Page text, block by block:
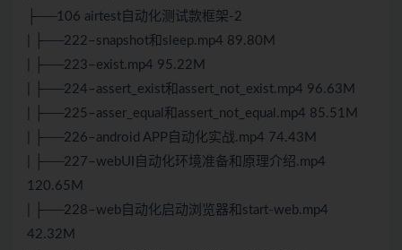
├──106 airtest自动化测试款框架-2
| ├──222–snapshot和sleep.mp4 89.80M
| ├──223–exist.mp4 95.22M
| ├──224–assert_exist和assert_not_exist.mp4 96.63M
| ├──225–asser_equal和assert_not_equal.mp4 85.51M
| ├──226–android APP自动化实战.mp4 74.43M
| ├──227–webUI自动化环境准备和原理介绍.mp4
120.65M
| ├──228–web自动化启动浏览器和start-web.mp4
42.32M